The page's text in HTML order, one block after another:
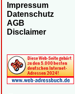
Impressum
Datenschutz
AGB
Disclaimer